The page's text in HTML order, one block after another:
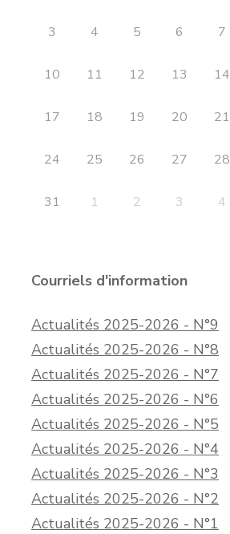
3 4 5 6 7
10 11 12 13 14
17 18 19 20 21
24 25 26 27 28
31 1 2 3 4
Courriels d'information
Actualités 2025-2026 - N°9
Actualités 2025-2026 - N°8
Actualités 2025-2026 - N°7
Actualités 2025-2026 - N°6
Actualités 2025-2026 - N°5
Actualités 2025-2026 - N°4
Actualités 2025-2026 - N°3
Actualités 2025-2026 - N°2
Actualités 2025-2026 - N°1